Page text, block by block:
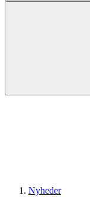
Nyheder